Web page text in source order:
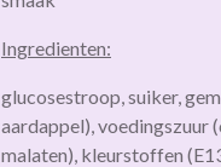
Ingredienten:
glucosestroop, suiker,
aardappel), voedingszuur
malaten), kleurstoffen